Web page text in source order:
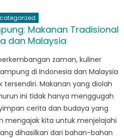
Antara
Makanan Tradisional
dan Malaysia
zaman, kuliner
di Indonesia dan Malaysia
Makanan yang diolah
ini tidak hanya menggugah
cerita dan budaya yang
mengajak kita untuk menjelajahi
dihasilkan dari bahan-bahan